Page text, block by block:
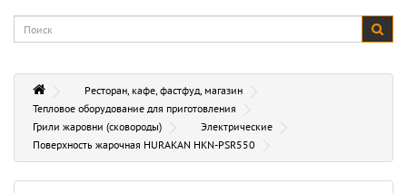
Ресторан, кафе, фастфуд, магазин
Тепловое оборудование для приготовления
Грили жаровни (сковороды)
Электрические
Поверхность жарочная HURAKAN HKN-PSR550